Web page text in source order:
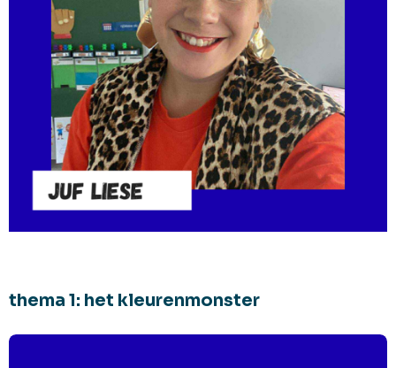
thema 1: het kleurenmonster